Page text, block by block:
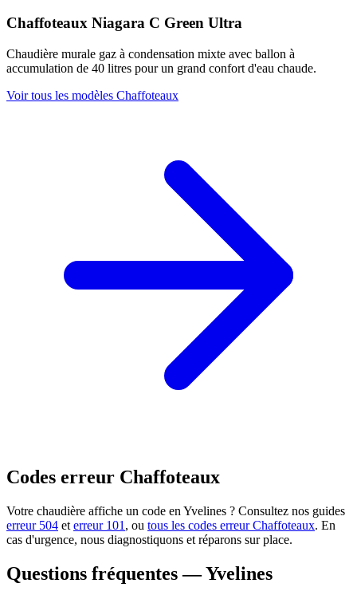
Chaffoteaux Niagara C Green Ultra
Chaudière murale gaz à condensation mixte avec ballon à
accumulation de 40 litres pour un grand confort d'eau chaude.
Voir tous les modèles Chaffoteaux
Codes erreur Chaffoteaux
Votre chaudière affiche un code en Yvelines ? Consultez nos guides
erreur 504 et erreur 101 , ou tous les codes erreur Chaffoteaux. En
cas d'urgence, nous diagnostiquons et réparons sur place.
Questions fréquentes — Yvelines